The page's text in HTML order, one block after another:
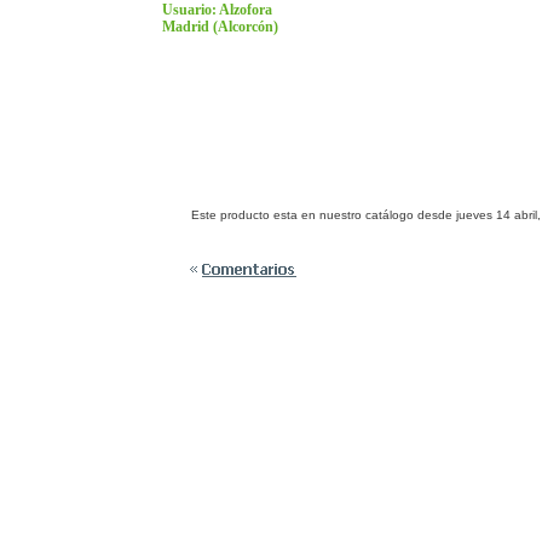
Usuario: Alzofora
Madrid (Alcorcón)
Este producto esta en nuestro catálogo desde jueves 14